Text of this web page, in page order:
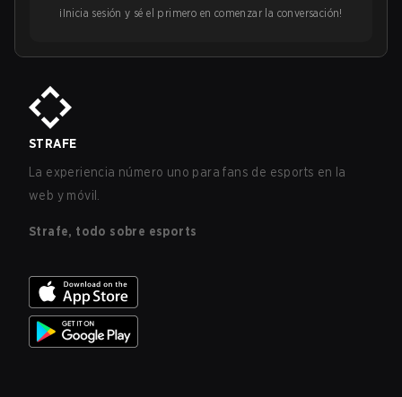
¡Inicia sesión y sé el primero en comenzar la conversación!
STRAFE
La experiencia número uno para fans de esports en la
web y móvil.
Strafe, todo sobre esports